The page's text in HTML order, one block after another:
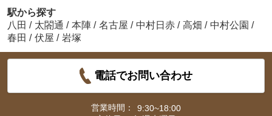
駅から探す
八田 / 太閤通 / 本陣 / 名古屋 / 中村日赤 / 高畑 / 中村公園 /
春田 / 伏屋 / 岩塚
電話でお問い合わせ
営業時間：
9:30~18:00